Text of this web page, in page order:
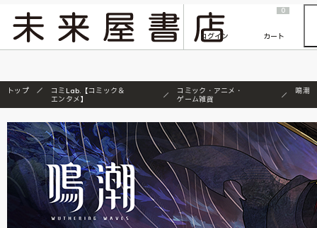
『ONE PIECE magazine 021 ONE PIECEカード付き同梱版』発売延期のご案内
ログイン
0
カート
トップ
コミLab.【コミック＆
エンタメ】
コミック・アニメ・
ゲーム雑貨
鳴潮